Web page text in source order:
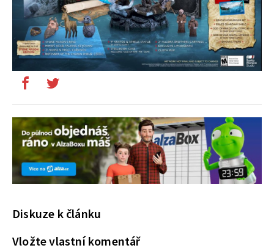
Diskuze k článku
Vložte vlastní komentář